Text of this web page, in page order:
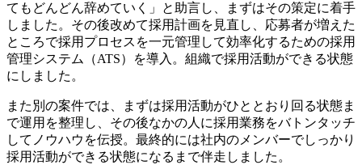
てもどんどん辞めていく」と助言し、まずはその策定に着手
しました。その後改めて採用計画を見直し、応募者が増えた
ところで採用プロセスを一元管理して効率化するための採用
管理システム（ATS）を導入。組織で採用活動ができる状態
にしました。
また別の案件では、まずは採用活動がひととおり回る状態ま
で運用を整理し、その後なかの人に採用業務をバトンタッチ
してノウハウを伝授。最終的には社内のメンバーでしっかり
採用活動ができる状態になるまで伴走しました。